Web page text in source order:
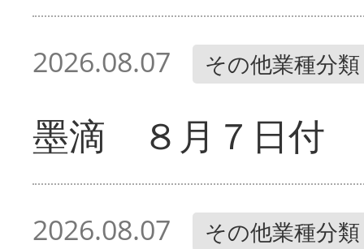
2026.08.07 その他業種分類
墨滴 ８月７日付
2026.08.07 その他業種分類